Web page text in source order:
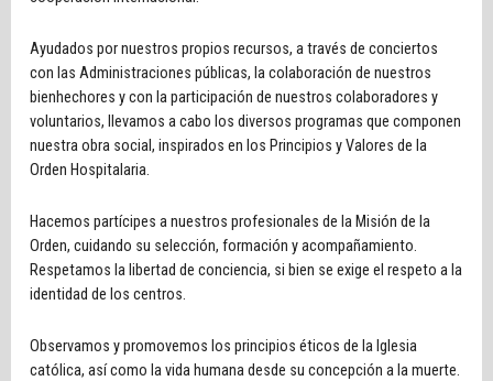
Ayudados por nuestros propios recursos, a través de conciertos
con las Administraciones públicas, la colaboración de nuestros
bienhechores y con la participación de nuestros colaboradores y
voluntarios, llevamos a cabo los diversos programas que componen
nuestra obra social, inspirados en los Principios y Valores de la
Orden Hospitalaria.
Hacemos partícipes a nuestros profesionales de la Misión de la
Orden, cuidando su selección, formación y acompañamiento.
Respetamos la libertad de conciencia, si bien se exige el respeto a la
identidad de los centros.
Observamos y promovemos los principios éticos de la Iglesia
católica, así como la vida humana desde su concepción a la muerte.